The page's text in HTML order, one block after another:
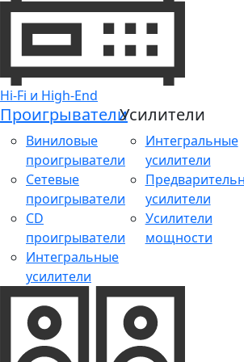
Hi-Fi и High-End
Проигрыватели
Виниловые
проигрыватели
Сетевые
проигрыватели
CD
проигрыватели
Интегральные
усилители
Усилители
Интегральные
усилители
усилители
Усилители
мощности